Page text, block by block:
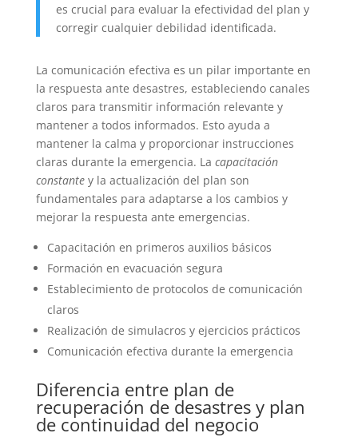
es crucial para evaluar la efectividad del plan y
corregir cualquier debilidad identificada.
La comunicación efectiva es un pilar importante en
la respuesta ante desastres, estableciendo canales
claros para transmitir información relevante y
mantener a todos informados. Esto ayuda a
mantener la calma y proporcionar instrucciones
claras durante la emergencia. La capacitación
constantey la actualización del plan son
fundamentales para adaptarse a los cambios y
mejorar la respuesta ante emergencias.
Capacitación en primeros auxilios básicos
Formación en evacuación segura
Establecimiento de protocolos de comunicación
claros
Realización de simulacros y ejercicios prácticos
Comunicación efectiva durante la emergencia
Diferencia entre plan de
recuperación de desastres y plan
de continuidad del negocio